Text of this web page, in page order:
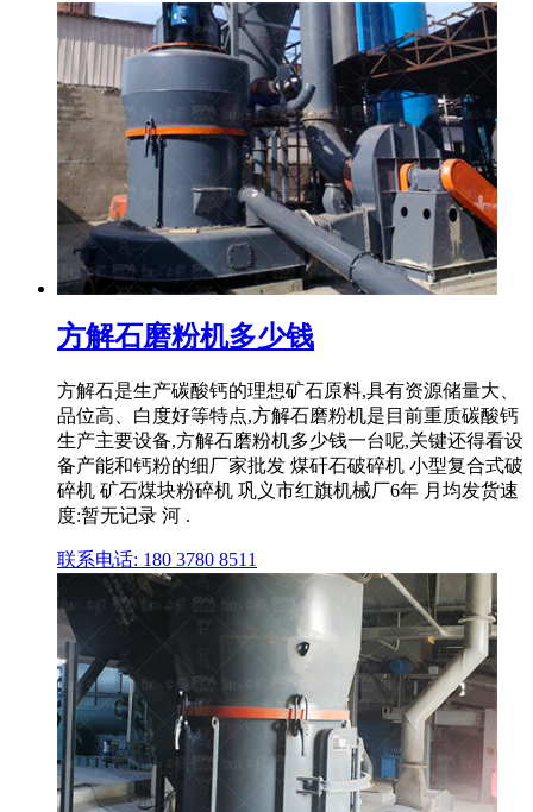
方解石磨粉机多少钱
方解石是生产碳酸钙的理想矿石原料,具有资源储量大、
品位高、白度好等特点,方解石磨粉机是目前重质碳酸钙
生产主要设备,方解石磨粉机多少钱一台呢,关键还得看设
备产能和钙粉的细厂家批发 煤矸石破碎机 小型复合式破
碎机 矿石煤块粉碎机 巩义市红旗机械厂6年 月均发货速
度:暂无记录 河 .
联系电话: 180 3780 8511